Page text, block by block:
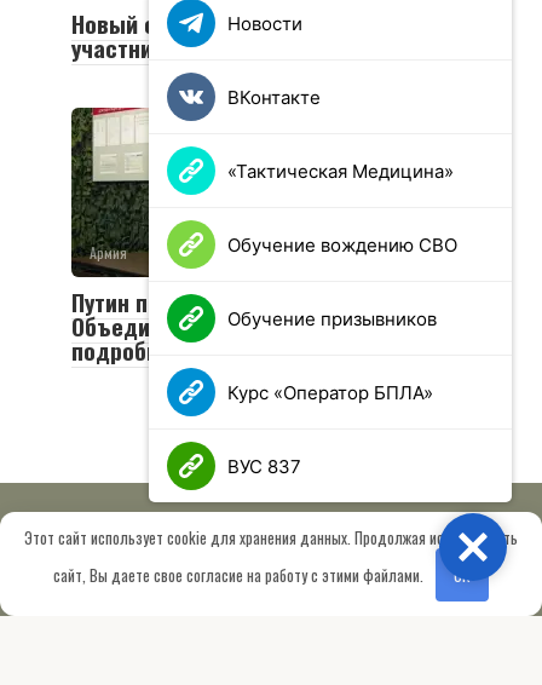
Новый социальный контракт для
участников СВО
Армия 0 20 просмотров
Путин посетил пункт управления
Объединенной группировки войск:
подробности визита
© 2026 МОО «Союз ветеранов спецназа ГРУ имени Героя РФ
Шектаева Д.А.»Сведения об образовательной организации
Этот сайт использует cookie для хранения данных. Продолжая использовать
сайт, Вы даете свое согласие на работу с этими файлами.
OK
Новости
ВКонтакте
«Тактическая Медицина»
Обучение вождению СВО
Обучение призывников
Курс «Оператор БПЛА»
ВУС 837
Close